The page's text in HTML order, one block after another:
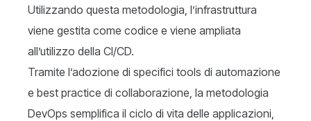
Utilizzando questa metodologia, l’infrastruttura
viene gestita come codice e viene ampliata
all’utilizzo della CI/CD.
Tramite l’adozione di specifici tools di automazione
e best practice di collaborazione, la metodologia
DevOps semplifica il ciclo di vita delle applicazioni,